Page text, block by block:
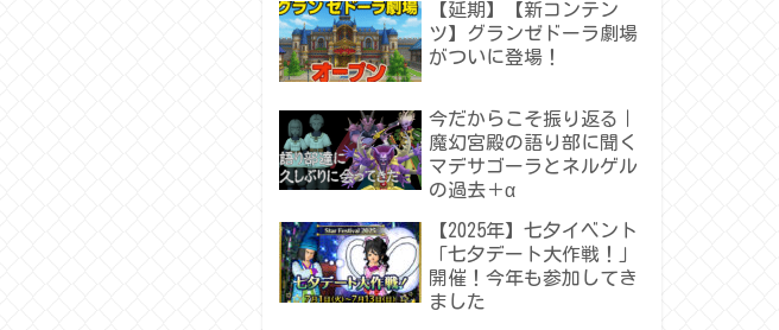
【延期】【新コンテン
ツ】グランゼドーラ劇場
がついに登場！
今だからこそ振り返る｜
魔幻宮殿の語り部に聞く
マデサゴーラとネルゲル
の過去＋α
【2025年】七夕イベント
「七夕デート大作戦！」
開催！今年も参加してき
ました